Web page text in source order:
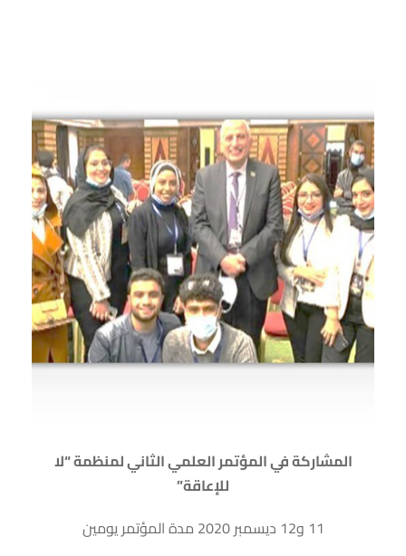
المشاركة في المؤتمر العلمي الثاني لمنظمة “لا
للإعاقة”
11 و12 ديسمبر 2020 مدة المؤتمر يومين